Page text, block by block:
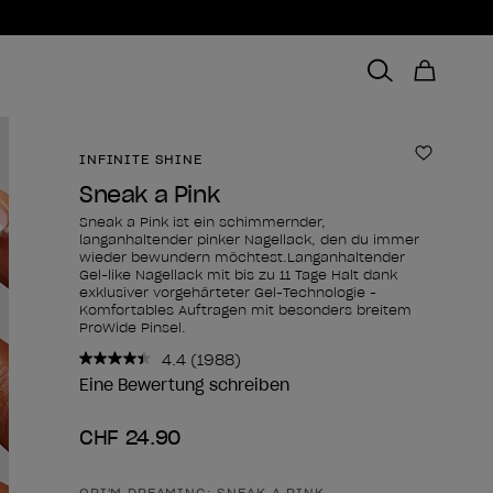
INFINITE SHINE Zur
Sneak a Pink
Sneak a Pink ist ein schimmernder,
langanhaltender pinker Nagellack, den du immer
wieder bewundern möchtest.Langanhaltender
Gel-like Nagellack mit bis zu 11 Tage Halt dank
exklusiver vorgehärteter Gel-Technologie -
Komfortables Auftragen mit besonders breitem
ProWide Pinsel.
4.4 1988
Bewertungen
lesen..
(1988)
Eine Bewertung schreiben
CHF 24.90